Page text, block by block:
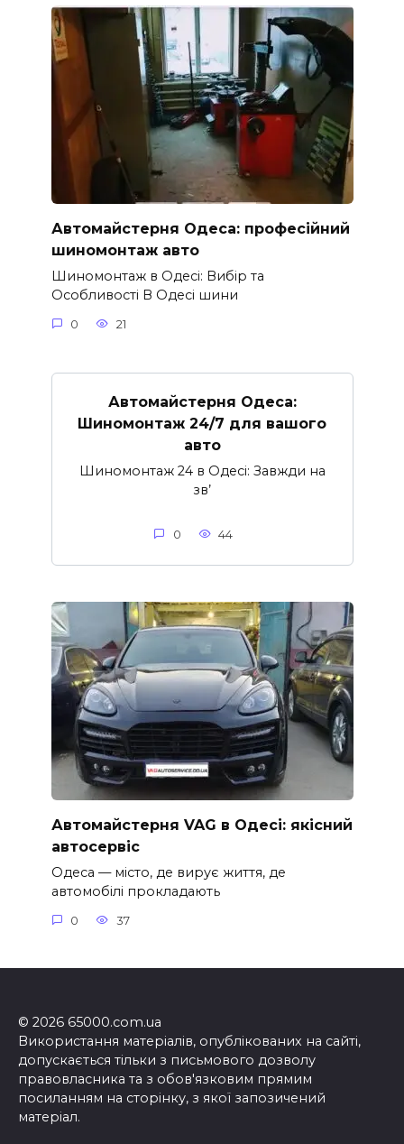
Автомайстерня Одеса: професійний
шиномонтаж авто
Шиномонтаж в Одесі: Вибір та
Особливості В Одесі шини
0 21
Автомайстерня Одеса:
Шиномонтаж 24/7 для вашого
авто
Шиномонтаж 24 в Одесі: Завжди на
зв’
0 44
Автомайстерня VAG в Одесі: якісний
автосервіс
Одеса — місто, де вирує життя, де
автомобілі прокладають
0 37
© 2026 65000.com.ua
Використання матеріалів, опублікованих на сайті,
допускається тільки з письмового дозволу
правовласника та з обов'язковим прямим
посиланням на сторінку, з якої запозичений
матеріал.